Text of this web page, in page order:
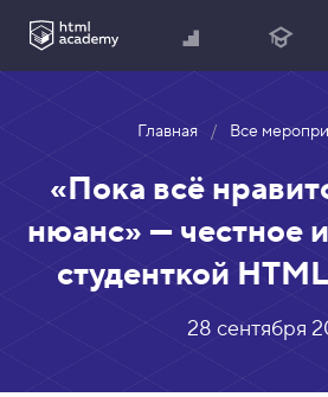
Главная Все
«Пока всё
нюанс» — честное
студенткой
28 сентября